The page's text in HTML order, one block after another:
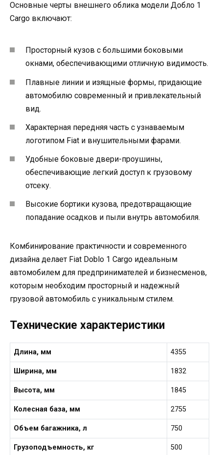
Основные черты внешнего облика модели Добло 1
Cargo включают:
Просторный кузов с большими боковыми
окнами, обеспечивающими отличную видимость.
Плавные линии и изящные формы, придающие
автомобилю современный и привлекательный
вид.
Характерная передняя часть с узнаваемым
логотипом Fiat и внушительными фарами.
Удобные боковые двери-проушины,
обеспечивающие легкий доступ к грузовому
отсеку.
Высокие бортики кузова, предотвращающие
попадание осадков и пыли внутрь автомобиля.
Комбинирование практичности и современного
дизайна делает Fiat Doblo 1 Cargo идеальным
автомобилем для предпринимателей и бизнесменов,
которым необходим просторный и надежный
грузовой автомобиль с уникальным стилем.
Технические характеристики
Длина, мм 4355
Ширина, мм 1832
Высота, мм 1845
Колесная база, мм 2755
Объем багажника, л 750
Грузоподъемность, кг 500